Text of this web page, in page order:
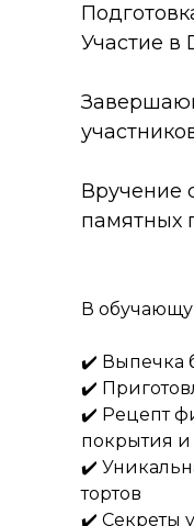
Участие в
Вручение
памятных
В
✔️ Выпечка
✔️
✔️ Рецепт
покрытия и
✔️
тортов
✔️ Секреты